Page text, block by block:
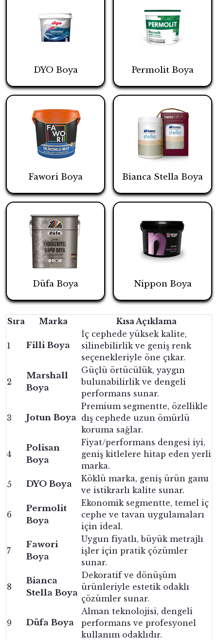
DYO Boya Permolit Boya
Fawori Boya Bianca Stella Boya
Düfa Boya Nippon Boya
Sıra Marka Kısa Açıklama
1 Filli Boya
İç cephede yüksek kalite,
silinebilirlik ve geniş renk
seçenekleriyle öne çıkar.
2
Marshall
Boya
Güçlü örtücülük, yaygın
bulunabilirlik ve dengeli
performans sunar.
3 Jotun Boya
Premium segmentte, özellikle
dış cephede uzun ömürlü
koruma sağlar.
4
Polisan
Boya
Fiyat/performans dengesi iyi,
geniş kitlelere hitap eden yerli
marka.
5
DYO Boya
Köklü marka, geniş ürün gamı
ve istikrarlı kalite sunar.
6
Permolit
Boya
Ekonomik segmentte, temel iç
cephe ve tavan uygulamaları
için ideal.
7
Fawori
Boya
Uygun fiyatlı, büyük metrajlı
işler için pratik çözümler
sunar.
8
Bianca
Stella Boya
Dekoratif ve dönüşüm
ürünleriyle estetik odaklı
çözümler sunar.
9 Düfa Boya
Alman teknolojisi, dengeli
performans ve profesyonel
kullanım odaklıdır.